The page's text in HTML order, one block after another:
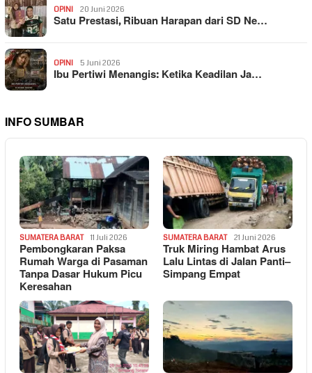
OPINI 20 Juni 2026
Satu Prestasi, Ribuan Harapan dari SD Ne…
OPINI 5 Juni 2026
Ibu Pertiwi Menangis: Ketika Keadilan Ja…
INFO SUMBAR
SUMATERA BARAT 11 Juli 2026
Pembongkaran Paksa
Rumah Warga di Pasaman
Tanpa Dasar Hukum Picu
Keresahan
SUMATERA BARAT 21 Juni 2026
Truk Miring Hambat Arus
Lalu Lintas di Jalan Panti–
Simpang Empat